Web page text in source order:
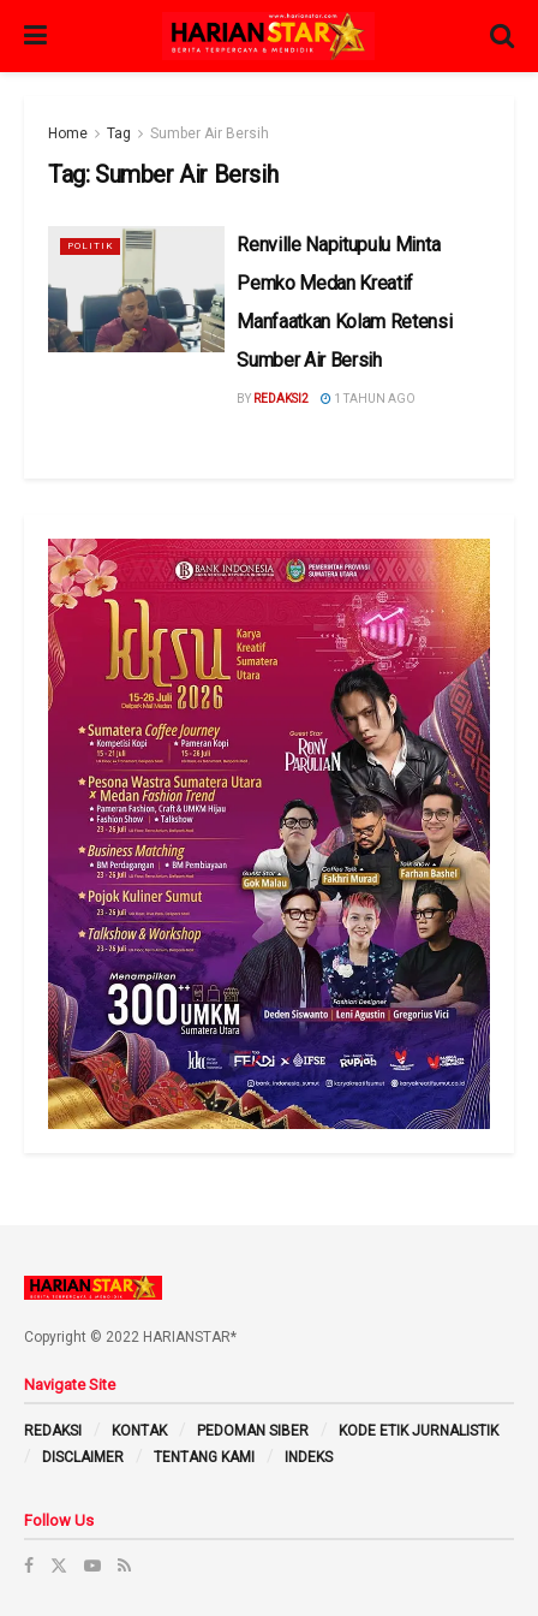
Home Tag Sumber Air Bersih
Tag: Sumber Air Bersih
POLITIK
Renville Napitupulu Minta
Pemko Medan Kreatif
Manfaatkan Kolam Retensi
Sumber Air Bersih
BY REDAKSI2 1 TAHUN AGO
Copyright © 2022 HARIANSTAR*
Navigate Site
REDAKSI KONTAK PEDOMAN SIBER
KODE ETIK JURNALISTIK
DISCLAIMER
TENTANG KAMI INDEKS
Follow Us